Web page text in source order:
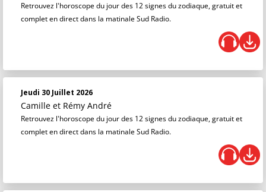
Retrouvez l'horoscope du jour des 12 signes du zodiaque, gratuit et
complet en direct dans la matinale Sud Radio.
Jeudi 30 Juillet 2026
Camille et Rémy André
Retrouvez l'horoscope du jour des 12 signes du zodiaque, gratuit et
complet en direct dans la matinale Sud Radio.